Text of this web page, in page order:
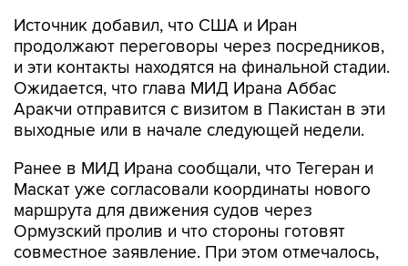
Источник добавил, что США и Иран
продолжают переговоры через посредников,
и эти контакты находятся на финальной стадии.
Ожидается, что глава МИД Ирана Аббас
Аракчи отправится с визитом в Пакистан в эти
выходные или в начале следующей недели.
Ранее в МИД Ирана сообщали, что Тегеран и
Маскат уже согласовали координаты нового
маршрута для движения судов через
Ормузский пролив и что стороны готовят
совместное заявление. При этом отмечалось,